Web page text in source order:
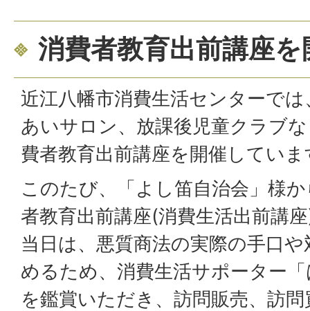
消費者教育出前講座
近江八幡市消費生活センターで
あいサロン、放課後児童クラブ
費者教育出前講座を開催していま
このたび、「よし笛自治会」様
者教育出前講座(消費生活出前講
当日は、悪質商法の実際の手口
めるため、消費生活サポーター
を鑑賞いただき、訪問販売、訪